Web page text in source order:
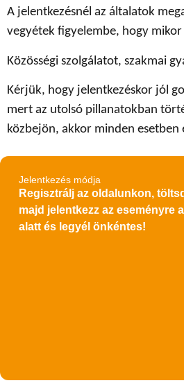
A jelentkezésnél az általatok
vegyétek figyelembe, hogy
Közösségi szolgálatot, szakmai
Kérjük, hogy jelentkezéskor jól
mert az utolsó pillanatokban
közbejön, akkor minden
Jelentkezés módja
Regisztrálj az oldalunkon,
majd jelentkezz az eseményre
alatt és legyél önkéntes!